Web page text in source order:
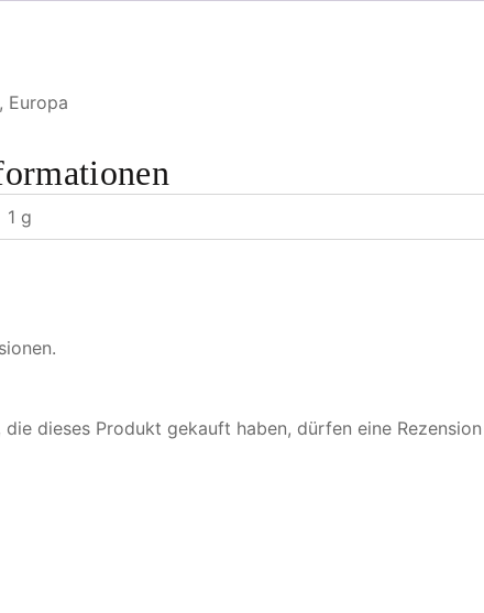
Europa
1 g
die dieses Produkt gekauft haben, dürfen eine